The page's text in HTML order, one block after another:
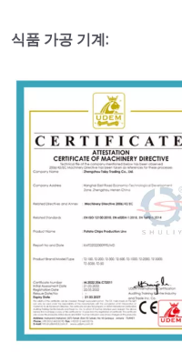
식품 가공 기계: